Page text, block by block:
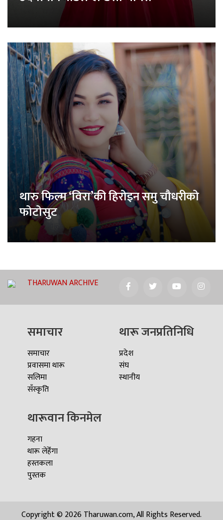
थारु फिल्म ‘विरा’की हिरोइन समु चौधरीको
फोटोसुट
THARUWAN ARCHIVE
समाचार
समाचार
प्रवासमा थारू
सलिमा
सँस्कृति
थारू जनप्रतिनिधि
प्रदेश
संघ
स्थानीय
थारूवान किनमेल
गहना
थारू लेहेँगा
हस्तकला
पुस्तक
Copyright © 2026 Tharuwan.com, All Rights Reserved.